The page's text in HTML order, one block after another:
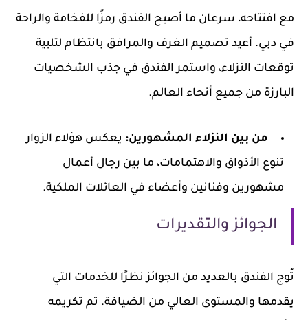
مع افتتاحه، سرعان ما أصبح الفندق رمزًا للفخامة والراحة
في دبي. أعيد تصميم الغرف والمرافق بانتظام لتلبية
توقعات النزلاء، واستمر الفندق في جذب الشخصيات
البارزة من جميع أنحاء العالم.
من بين النزلاء المشهورين: يعكس هؤلاء الزوار
تنوع الأذواق والاهتمامات، ما بين رجال أعمال
مشهورين وفنانين وأعضاء في العائلات الملكية.
الجوائز والتقديرات
تُوج الفندق بالعديد من الجوائز نظرًا للخدمات التي
يقدمها والمستوى العالي من الضيافة. تم تكريمه